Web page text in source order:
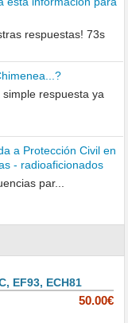
respuestas! 73s
respuesta ya
a Protección Civil en
- radioaficionados
par...
EF93, ECH81
50.00€